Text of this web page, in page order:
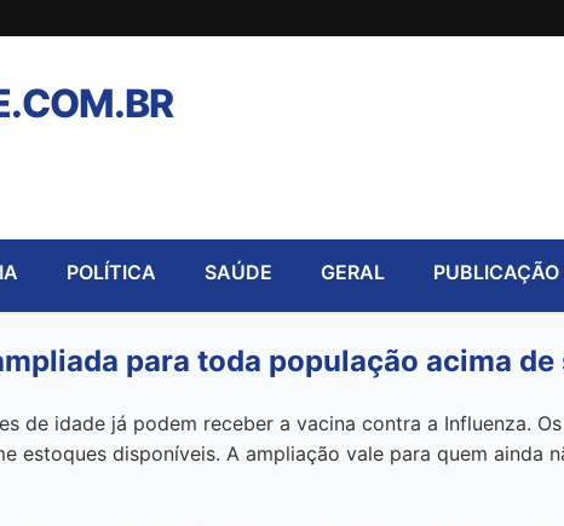
POLÍTICA SAÚDE GERAL
para toda população acima de
de idade já podem receber a vacina contra a Influenza.
estoques disponíveis. A ampliação vale para quem